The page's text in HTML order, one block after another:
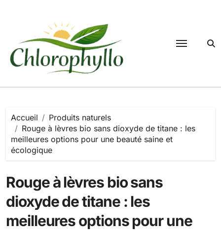
Accueil
Produits naturels
Rouge à lèvres bio sans dioxyde de titane : les
meilleures options pour une beauté saine et
écologique
Rouge à lèvres bio sans
dioxyde de titane : les
meilleures options pour une